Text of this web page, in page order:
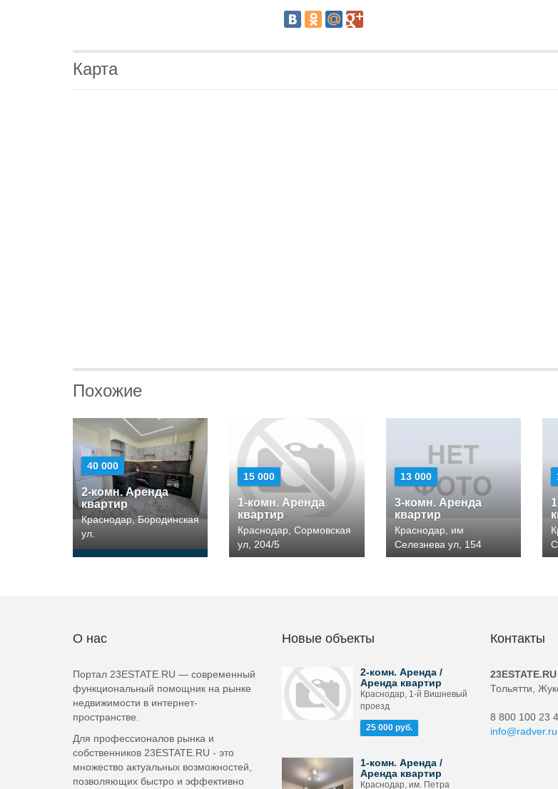
Карта
Похожие
40 000
2-комн. Аренда
квартир
Краснодар, Бородинская
ул.
15 000
1-комн. Аренда
квартир
Краснодар, Сормовская
ул, 204/5
13 000
3-комн. Аренда
квартир
Краснодар, им
Селезнева ул, 154
О нас
Портал 23ESTATE.RU — современный
функциональный помощник на рынке
недвижимости в интернет-
пространстве.
Для профессионалов рынка и
собственников 23ESTATE.RU - это
множество актуальных возможностей,
позволяющих быстро и эффективно
Новые объекты
2-комн. Аренда /
Аренда квартир
Краснодар, 1-й Вишневый
проезд
25 000 руб.
1-комн. Аренда /
Аренда квартир
Краснодар, им. Петра
Контакты
23ESTATE.RU
Тольятти,
8 800 100 23
info@radver.ru